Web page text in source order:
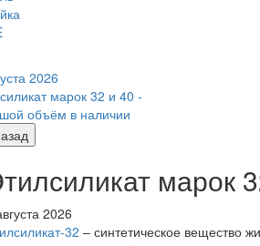
2026
марок 32 и 40 -
объём в наличии
марок
2026
32 – синтетическое вещество